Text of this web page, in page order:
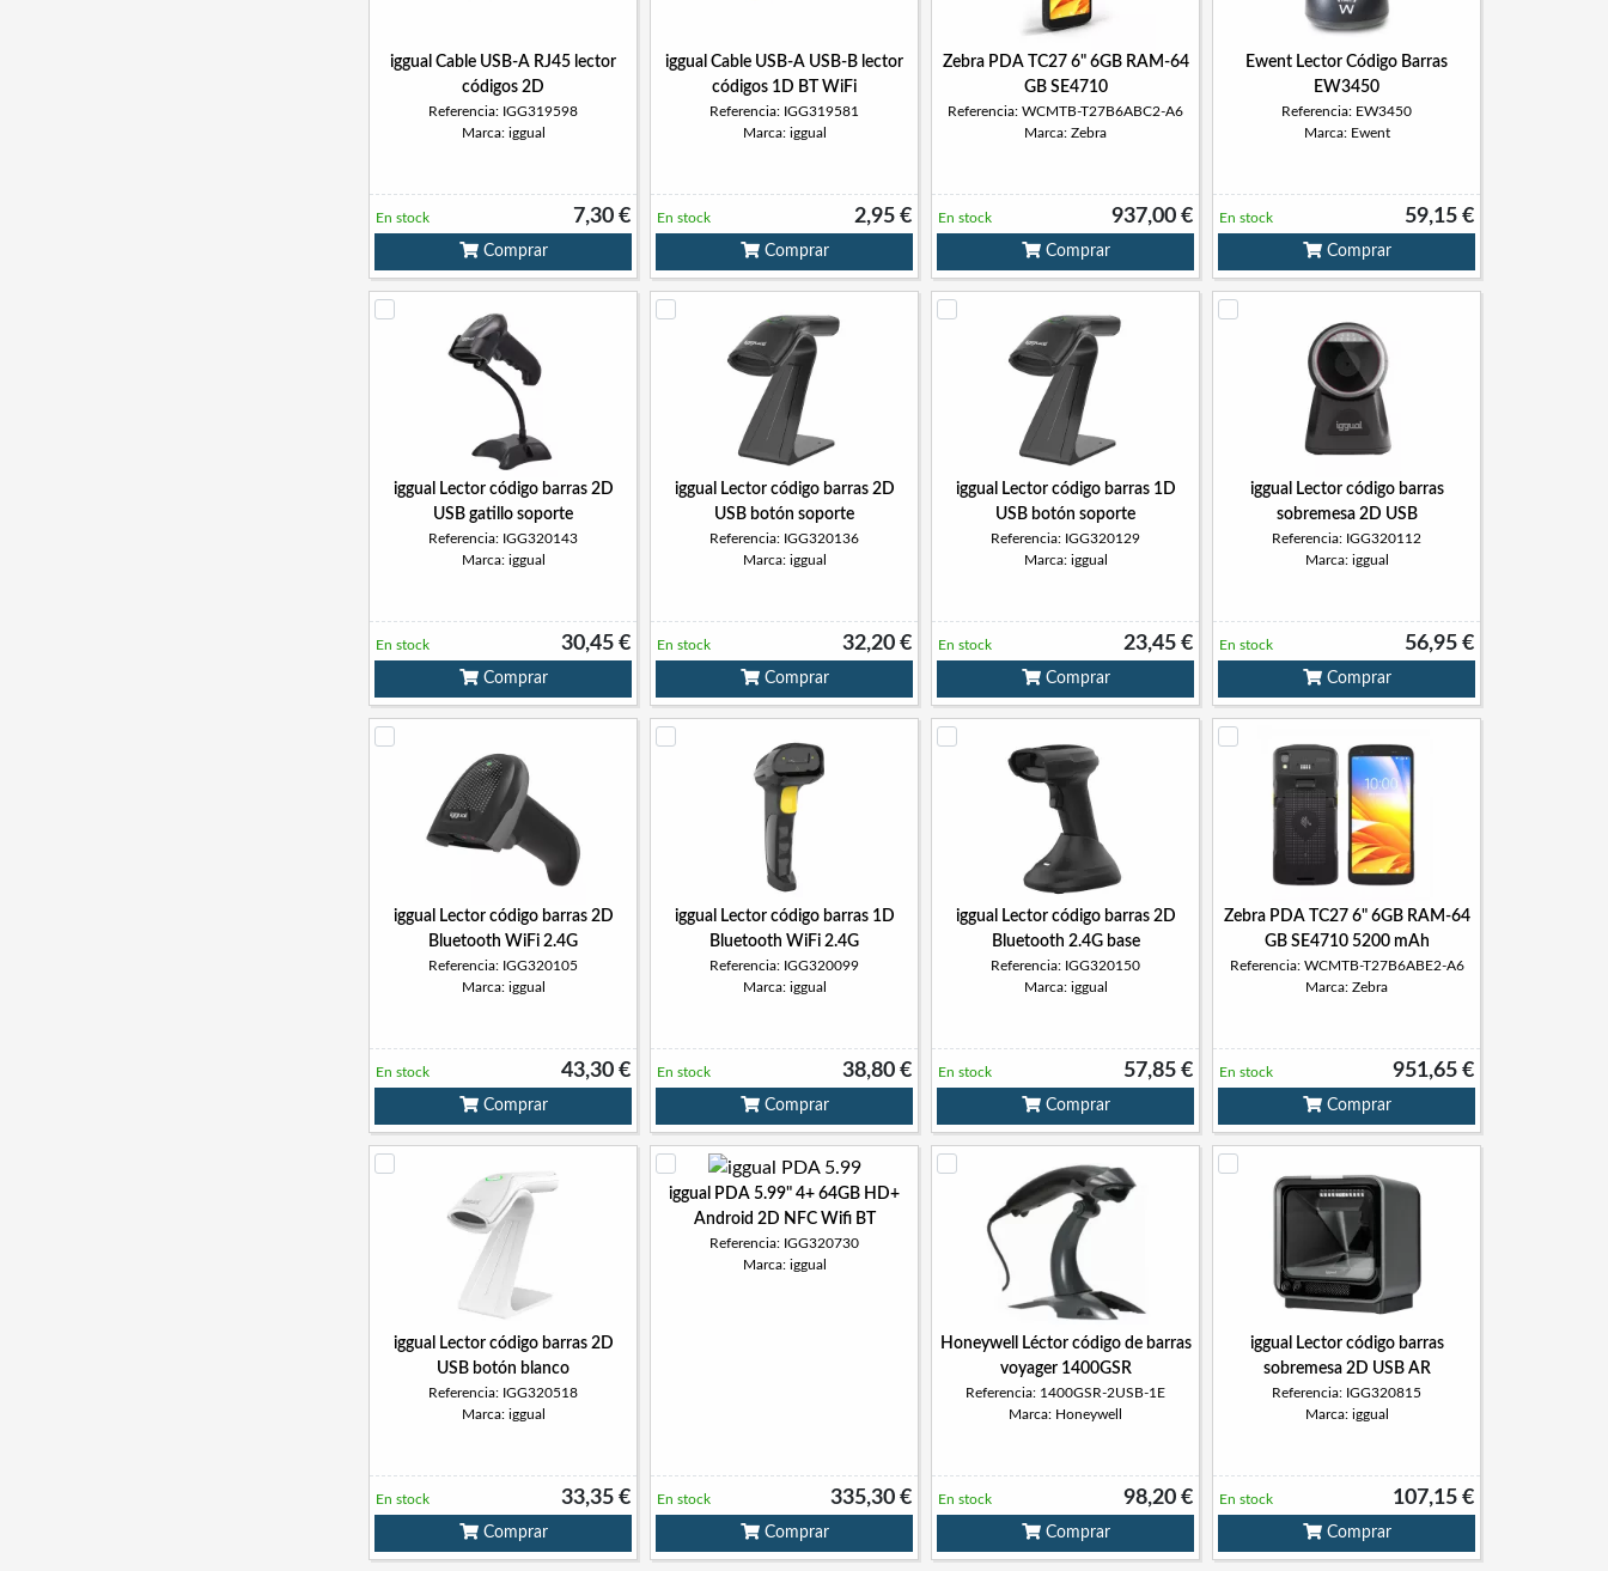
iggual Cable USB-A RJ45 lector
códigos 2D
Referencia: IGG319598
Marca: iggual
7,30 €
En stock
Comprar
iggual Cable USB-A USB-B lector
códigos 1D BT WiFi
Referencia: IGG319581
Marca: iggual
2,95 €
En stock
Comprar
Zebra PDA TC27 6" 6GB RAM-64
GB SE4710
Referencia: WCMTB-T27B6ABC2-A6
Marca: Zebra
937,00 €
En stock
Comprar
Ewent Lector Código Barras
EW3450
Referencia: EW3450
Marca: Ewent
59,15 €
En stock
Comprar
iggual Lector código barras 2D
USB gatillo soporte
Referencia: IGG320143
Marca: iggual
30,45 €
En stock
Comprar
iggual Lector código barras 2D
USB botón soporte
Referencia: IGG320136
Marca: iggual
32,20 €
En stock
Comprar
iggual Lector código barras 1D
USB botón soporte
Referencia: IGG320129
Marca: iggual
23,45 €
En stock
Comprar
iggual Lector código barras
sobremesa 2D USB
Referencia: IGG320112
Marca: iggual
56,95 €
En stock
Comprar
iggual Lector código barras 2D
Bluetooth WiFi 2.4G
Referencia: IGG320105
Marca: iggual
43,30 €
En stock
Comprar
iggual Lector código barras 1D
Bluetooth WiFi 2.4G
Referencia: IGG320099
Marca: iggual
38,80 €
En stock
Comprar
iggual Lector código barras 2D
Bluetooth 2.4G base
Referencia: IGG320150
Marca: iggual
57,85 €
En stock
Comprar
Zebra PDA TC27 6" 6GB RAM-64
GB SE4710 5200 mAh
Referencia: WCMTB-T27B6ABE2-A6
Marca: Zebra
951,65 €
En stock
Comprar
iggual Lector código barras 2D
USB botón blanco
Referencia: IGG320518
Marca: iggual
33,35 €
En stock
Comprar
iggual PDA 5.99" 4+ 64GB HD+
Android 2D NFC Wifi BT
Referencia: IGG320730
Marca: iggual
335,30 €
En stock
Comprar
Honeywell Léctor código de barras
voyager 1400GSR
Referencia: 1400GSR-2USB-1E
Marca: Honeywell
98,20 €
En stock
Comprar
iggual Lector código barras
sobremesa 2D USB AR
Referencia: IGG320815
Marca: iggual
107,15 €
En stock
Comprar